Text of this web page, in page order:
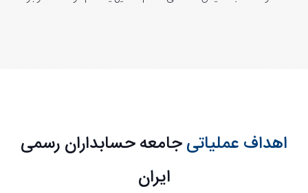
اهداف عملیاتیجامعه حسابداران رسمی
ایران